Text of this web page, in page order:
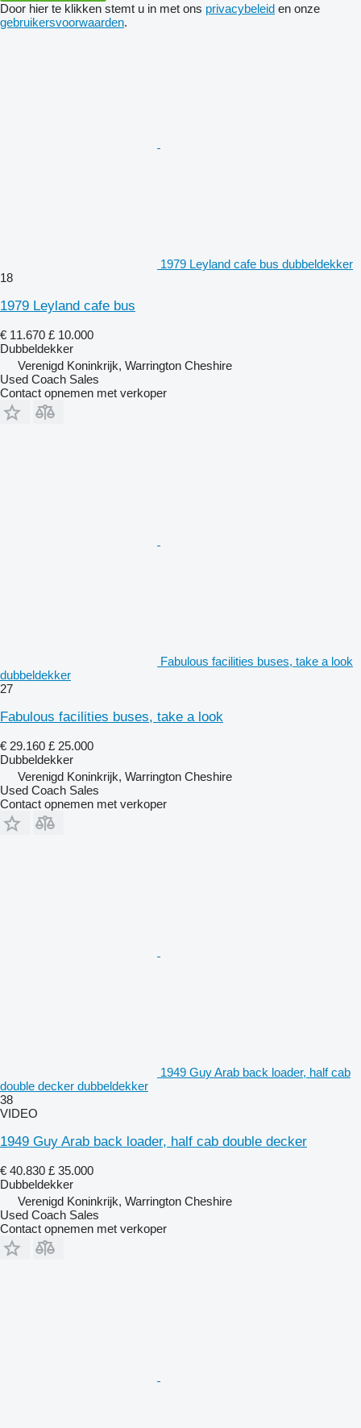
Door hier te klikken stemt u in met ons privacybeleid en onze
gebruikersvoorwaarden.
1979 Leyland cafe bus dubbeldekker
18
1979 Leyland cafe bus
€ 11.670 £ 10.000
Dubbeldekker
Verenigd Koninkrijk, Warrington Cheshire
Used Coach Sales
Contact opnemen met verkoper
Fabulous facilities buses, take a look
dubbeldekker
27
Fabulous facilities buses, take a look
€ 29.160 £ 25.000
Dubbeldekker
Verenigd Koninkrijk, Warrington Cheshire
Used Coach Sales
Contact opnemen met verkoper
1949 Guy Arab back loader, half cab
double decker dubbeldekker
38
VIDEO
1949 Guy Arab back loader, half cab double decker
€ 40.830 £ 35.000
Dubbeldekker
Verenigd Koninkrijk, Warrington Cheshire
Used Coach Sales
Contact opnemen met verkoper